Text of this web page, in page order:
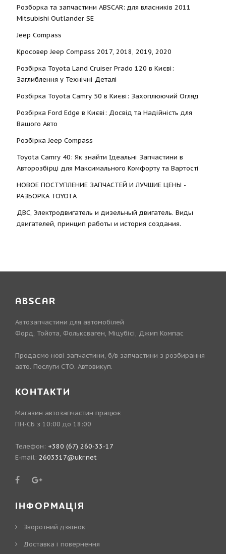
Розборка та запчастини ABSCAR: для власників 2011
Mitsubishi Outlander SE
Jeep Compass
Кросовер Jeep Compass 2017, 2018, 2019, 2020
Розбірка Toyota Land Cruiser Prado 120 в Києві:
Заглиблення у Технічні Деталі
Розбірка Toyota Camry 50 в Києві: Захоплюючий Огляд
Розбірка Ford Edge в Києві: Досвід та Надійність для
Вашого Авто
Розбірка Jeep Compass
Toyota Camry 40: Як знайти Ідеальні Запчастини в
Авторозбірці для Максимального Комфорту та Вартості
НОВОЕ ПОСТУПЛЕНИЕ ЗАПЧАСТЕЙ И ЛУЧШИЕ ЦЕНЫ -
РАЗБОРКА TOYOTА
ДВС, Электродвигатель и дизельный двигатель. Виды
двигателей, принцип работы и история создания.
ABSCAR
Автозапчастини для автомобілей
Форд, Тойота, Фольксваген, Міцубісі, Джип Компас
Продаємо нові запчастини, б/в запчастини з розбирання
авто. Послуги СТО. Автовикуп.
КОНТАКТИ
Магазин автозапчастин працює
ПН-СБ з 10:00 до 18:00
Телефон: +380 (67) 260-33-17
E-mail: 2603317@ukr.net
ІНФОРМАЦІЯ
Зворотний дзвінок
Доставка і повернення